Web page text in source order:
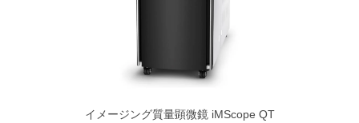
イメージング質量顕微鏡 iMScope QT